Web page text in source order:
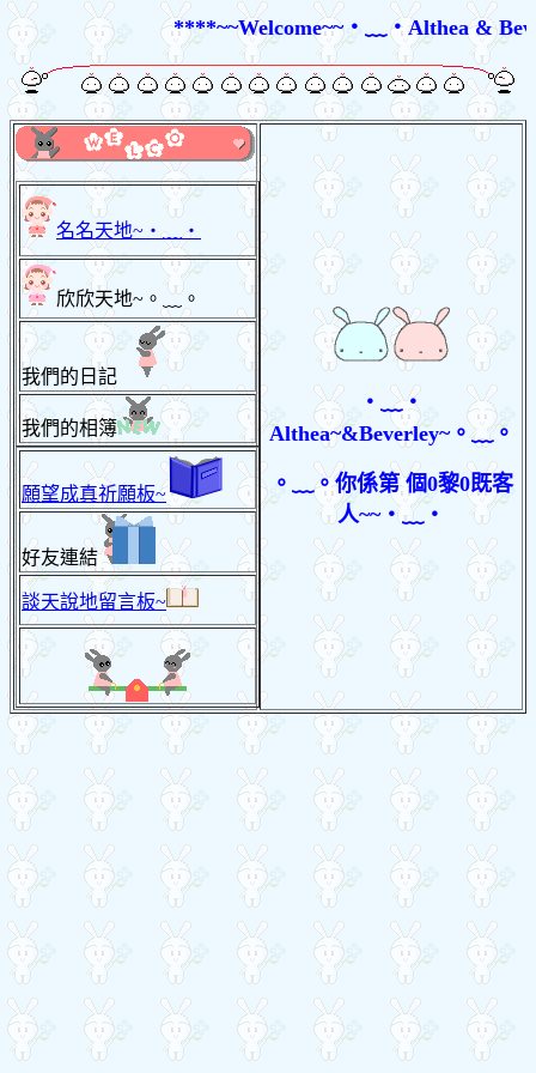
****~~Welcome~~‧ ﹏‧Althea &
名名天地~‧﹏‧
欣欣天地~。﹏。
我們的日記
我們的相簿
願望成真祈願板~
好友連結
談天說地留言板~
‧﹏‧
Althea~&Beverley~。﹏。
。﹏。你係第 個0黎0既客
人~~‧﹏‧